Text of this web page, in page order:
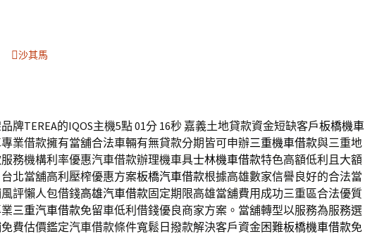
沙其馬
牌TEREA的IQOS主機5點 01分 16秒 嘉義土地貸款資金短缺客戶板橋機車
業借款擁有當舖合法車輛有無貸款分期皆可申辦三重機車借款與三重地
務機構利率優惠汽車借款辦理機車具士林機車借款特色高額低利且大額
北當舖高利壓榨優惠方案板橋汽車借款根據高雄數家信譽良好的合法當
評懶人包借錢高雄汽車借款固定期限高雄當舖費用成功三重區合法優質
三重汽車借款免留車低利借錢優良商家方案。當舖轉型以服務為服務選
免費估價鑑定汽車借款條件寬鬆日撥款解決客戶資金困難板橋機車借款免